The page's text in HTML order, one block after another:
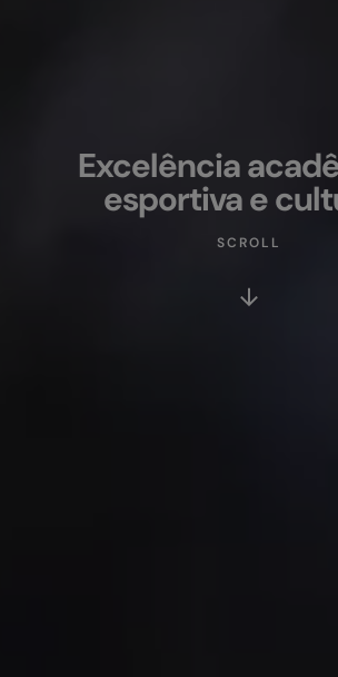
Excelência
esportiva e
SCROLL